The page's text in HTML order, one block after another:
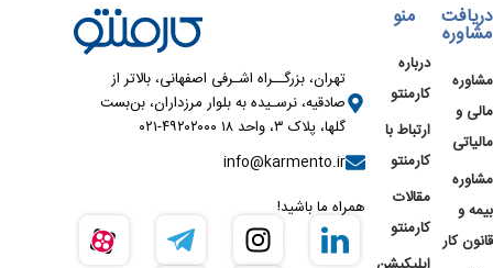
دریافت
مشاوره
مشاوره
مالی و
مالیاتی
مشاوره
بیمه و
قانون کار
منو
درباره
کارمنتو
ارتباط با
کارمنتو
مقالات
کارمنتو
تهران، بزرگــراه اشـرفی اصفهانی، بالاتر از
صادقیه، نرسـیده به بلوار مرزداران، بن‌بست
گلها، پلاک ۳، واحد ۱۸ ۴۹۲۰۲۰۰۰-۰۲۱
info@karmento.ir
همراه ما باشید!